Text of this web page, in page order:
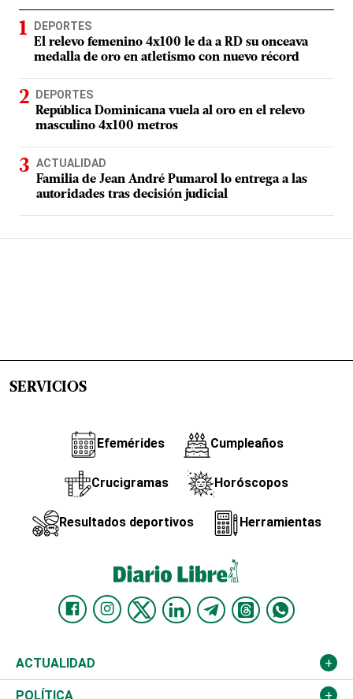
DEPORTES
El relevo femenino 4x100 le da a RD su onceava
medalla de oro en atletismo con nuevo récord
DEPORTES
República Dominicana vuela al oro en el relevo
masculino 4x100 metros
ACTUALIDAD
Familia de Jean André Pumarol lo entrega a las
autoridades tras decisión judicial
SERVICIOS
Efemérides Cumpleaños
Crucigramas Horóscopos
Resultados deportivos Herramientas
ACTUALIDAD
Nacional
POLÍTICA